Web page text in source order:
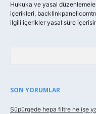
Hukuka ve yasal
içerikleri,
ilgili içerikler yasal süre
SON YORUMLAR
Süpürgede hepa filtre ne işe